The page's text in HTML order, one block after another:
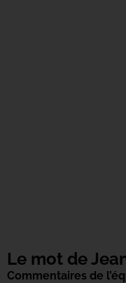
Le mot de
Commentaires de